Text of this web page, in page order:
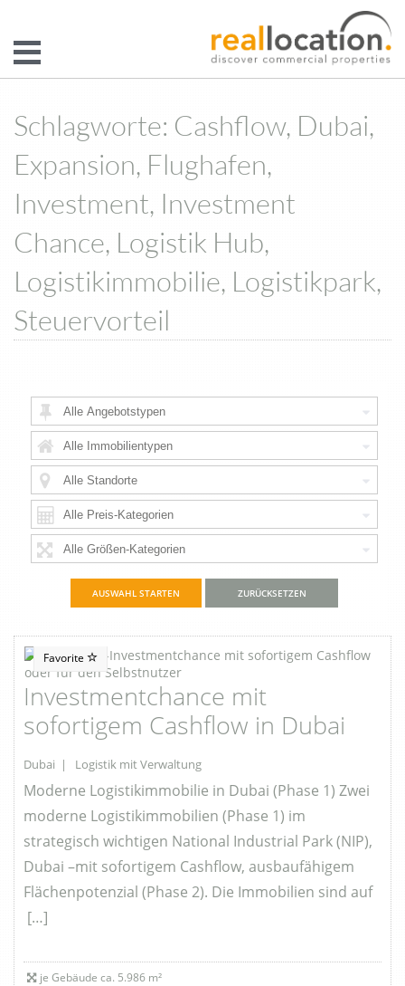
Schlagworte: Cashflow, Dubai,
Expansion, Flughafen,
Investment, Investment
Chance, Logistik Hub,
Logistikimmobilie, Logistikpark,
Steuervorteil
ZURÜCKSETZEN
Favorite
Investmentchance mit
sofortigem Cashflow in Dubai
Dubai | Logistik mit Verwaltung
Moderne Logistikimmobilie in Dubai (Phase 1) Zwei
moderne Logistikimmobilien (Phase 1) im
strategisch wichtigen National Industrial Park (NIP),
Dubai –mit sofortigem Cashflow, ausbaufähigem
Flächenpotenzial (Phase 2). Die Immobilien sind auf
[…]
je Gebäude ca. 5.986 m²